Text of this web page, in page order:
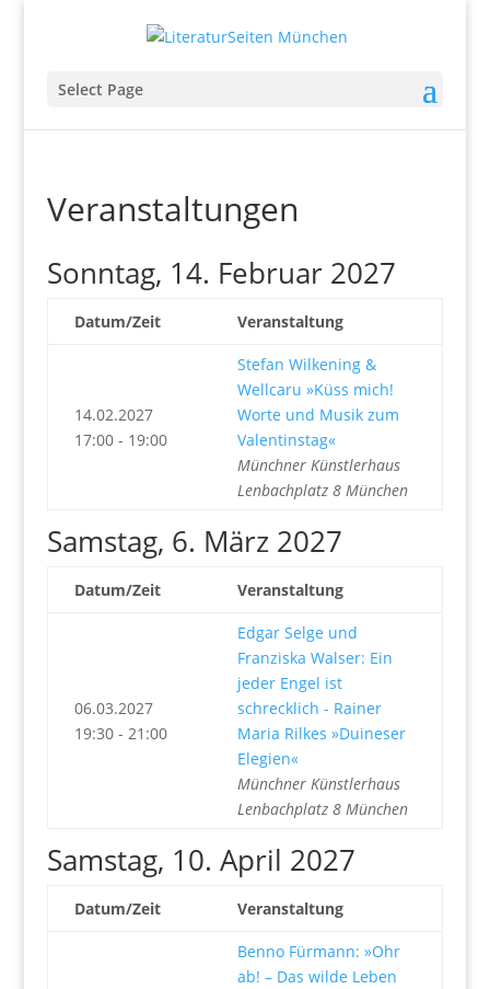
Select Page
Veranstaltungen
Sonntag, 14. Februar 2027
Datum/Zeit Veranstaltung
14.02.2027
17:00 - 19:00
Stefan Wilkening &
Wellcaru »Küss mich!
Worte und Musik zum
Valentinstag«
Münchner Künstlerhaus
Lenbachplatz 8 München
Samstag, 6. März 2027
Datum/Zeit Veranstaltung
06.03.2027
19:30 - 21:00
Edgar Selge und
Franziska Walser: Ein
jeder Engel ist
schrecklich - Rainer
Maria Rilkes »Duineser
Elegien«
Münchner Künstlerhaus
Lenbachplatz 8 München
Samstag, 10. April 2027
Datum/Zeit Veranstaltung
Benno Fürmann: »Ohr
ab! – Das wilde Leben